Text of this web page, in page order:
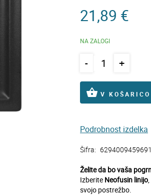
21,89 €
NA ZALOGI
- +
shopping_basket V KOŠARICO
Podrobnost izdelka
Šifra: 6294009459691
Želite da bo vaša
Izberite Neofusin linijo
svojo postrežbo.